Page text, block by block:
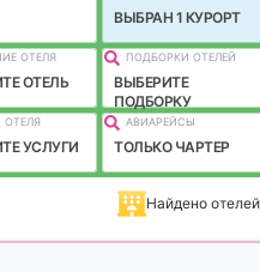
ВЫБРАН 1 КУРОРТ
ОТЕЛЯ
ОТЕЛЬ
ПОДБОРКИ ОТЕЛЕЙ
ВЫБЕРИТЕ
ПОДБОРКУ
ОТЕЛЯ
УСЛУГИ
АВИАРЕЙСЫ
ТОЛЬКО ЧАРТЕР
Найдено